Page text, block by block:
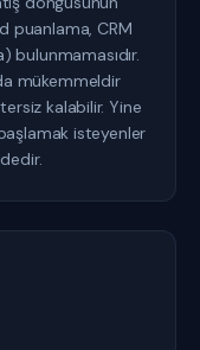
puanlama, CRM
bulunmamasıdır.
mükemmeldir
kalabilir. Yine
isteyenler